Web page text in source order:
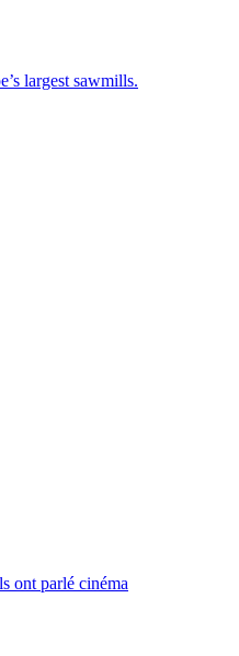
largest sawmills.
ont parlé cinéma